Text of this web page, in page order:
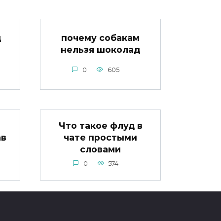
почему собакам
нельзя шоколад
0 605
Что такое флуд в
чате простыми
словами
0 574